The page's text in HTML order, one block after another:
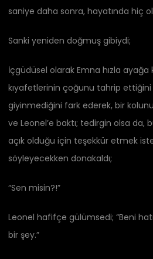
saniye daha sonra, hayatında hiç
Sanki yeniden doğmuş gibiydi;
İçgüdüsel olarak Emna hızla ayağa
kıyafetlerinin çoğunu tahrip
giyinmediğini fark ederek, bir
ve Leonel’e baktı; tedirgin olsa da,
açık olduğu için teşekkür etmek
söyleyecekken donakaldı;
“Sen misin?!”
Leonel hafifçe gülümsedi; “Beni
bir şey.”